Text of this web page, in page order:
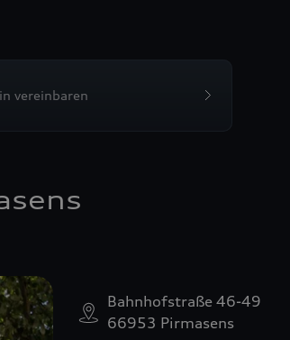
vereinbaren
Bahnhofstraße 46-49
66953 Pirmasens